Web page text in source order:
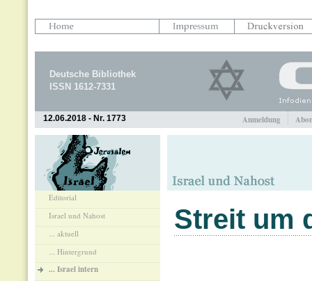
Deutsche Bibliothek
ISSN 1612-7331
12.06.2018 - Nr. 1773 Anmeldung
Editorial
Israel und Nahost
... aktuell
... Hintergrund
... Israel intern
Streit um